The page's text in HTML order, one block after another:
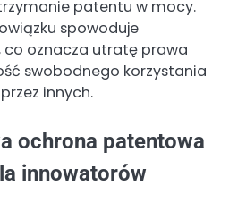
patentu w mocy.
spowoduje
oznacza utratę prawa
swobodnego korzystania
innych.
ochrona patentowa
innowatorów